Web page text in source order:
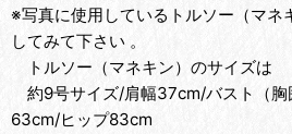
※写真に使用しているトルソー（マネ
してみて下さい 。
トルソー（マネキン）のサイズは
約9号サイズ/肩幅37cm/バスト（胸
63cm/ヒップ83cm